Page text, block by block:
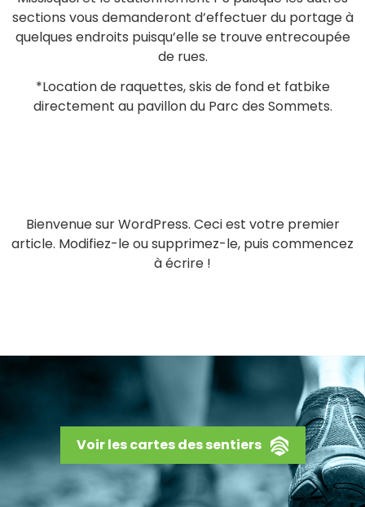
sections vous demanderont d’effectuer du portage à
quelques endroits puisqu’elle se trouve entrecoupée
de rues.
*Location de raquettes, skis de fond et fatbike
directement au pavillon du Parc des Sommets.
Bienvenue sur WordPress. Ceci est votre premier
article. Modifiez-le ou supprimez-le, puis commencez
à écrire !
Voir les cartes des sentiers